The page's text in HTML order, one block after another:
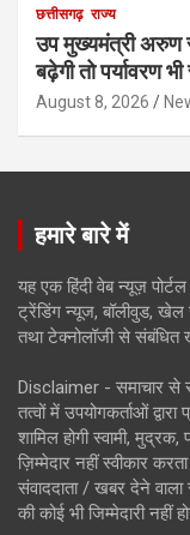
छत्तीसगढ़ राज्य
उप मुख्यमंत्री अरुण
बढ़ेगी तो पर्यावरण
August 8, 2026
हमारे बारे में
यह एक हिंदी वेब न्यूज़
ट्रेंडिंग न्यूज, बॉलीवुड, खेल
तथा टेक्नोलॉजी से संबंधित
Disclaimer - समाचार से
तत्वों में उपयोगकर्ताओं
शामिल होगी स्वामी,
ज़िम्मेदार नहीं स्वीकार
संवाददाता / खबर देने वाला
की कोई भी जिम्मेदारी नहीं